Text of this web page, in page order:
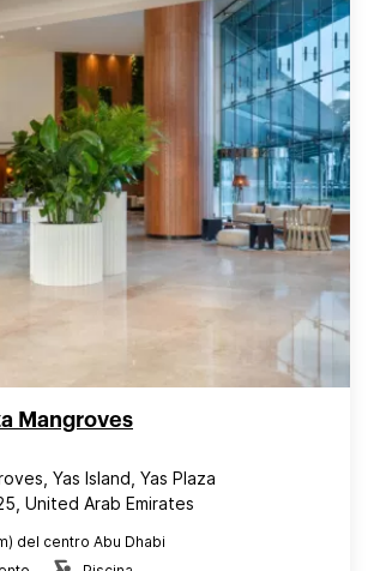
Mangroves
Yas Island, Yas Plaza
United Arab Emirates
del centro Abu Dhabi